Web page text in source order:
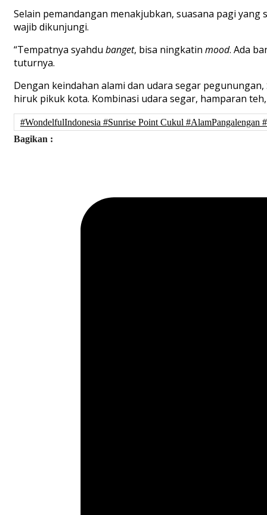
Selain pemandangan menakjubkan, suasana pagi
wajib dikunjungi.
“Tempatnya syahdu banget, bisa ningkatin mood. Ada
tuturnya.
Dengan keindahan alami dan udara segar
hiruk pikuk kota. Kombinasi udara segar, hamparan
#WondelfulIndonesia #Sunrise Point Cukul
Bagikan :